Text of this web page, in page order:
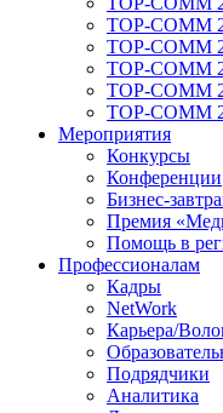
TOP-COMM
TOP-COMM
TOP-COMM
TOP-COMM
TOP-COMM
Мероприятия
Конкурсы
Конференции
Бизнес-
Премия
Помощь в
Профессионалам
Кадры
NetWork
Карьера/
Подрядчики
Аналитика